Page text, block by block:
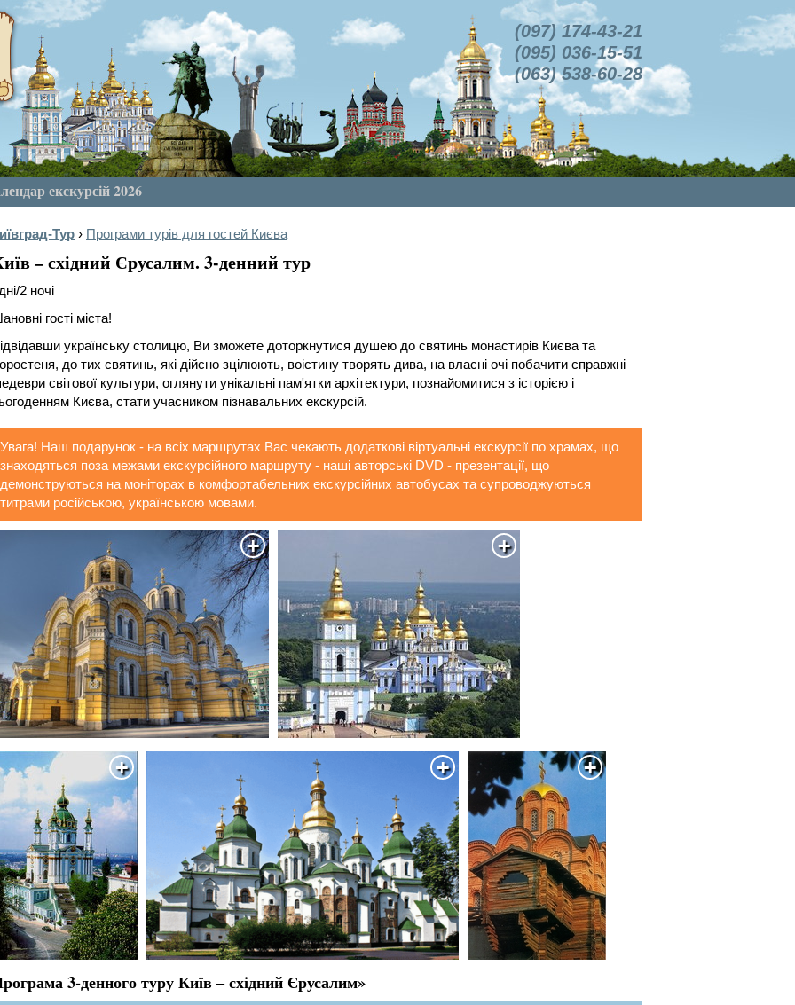
(097) 174-43-21
(095) 036-15-51
(063) 538-60-28
екскурсій 2026
Тур › Програми турів для гостей Києва
– східний Єрусалим. 3-денний тур
2 ночі
гості міста!
українську столицю, Ви зможете доторкнутися душею до святинь монастирів Києва та
до тих святинь, які дійсно зцілюють, воістину творять дива, на власні очі побачити справжні
світової культури, оглянути унікальні пам'ятки архітектури, познайомитися з історією і
Києва, стати учасником пізнавальних екскурсій.
Увага! Наш подарунок - на всіх маршрутах Вас чекають додаткові віртуальні екскурсії по храмах, що
знаходяться поза межами екскурсійного маршруту - наші авторські DVD - презентації, що
демонструються на моніторах в комфортабельних екскурсійних автобусах та супроводжуються
титрами російською, українською мовами.
3-денного туру Київ – східний Єрусалим»